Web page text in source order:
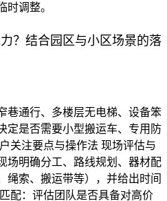
时调整。
？结合园区与小区场景的落
巷通行、多楼层无电梯、设备笨
定是否需要小型搬运车、专用防
关注要点与操作法 现场评估与
场明确分工、路线规划、器材配
绳索、搬运带等），并给出时间
配：评估团队是否具备对高价